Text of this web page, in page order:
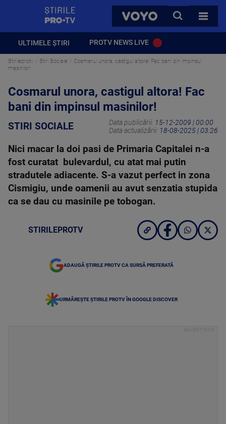
VOYO
CAUTA
TOATE
ULTIMELE ȘTIRI PROTV NEWS LIVE
Stirileprotv Stiri Sociale
Cosmarul unora, castigul altora! Fac bani din impinsul
masinilor!
Cosmarul unora, castigul altora! Fac
bani din impinsul masinilor!
STIRI SOCIALE Data publicării: 15-12-2009 | 00:00
Data actualizării: 18-08-2025 | 03:26
Nici macar la doi pasi de Primaria Capitalei n-a
fost curatat bulevardul, cu atat mai putin
stradutele adiacente. S-a vazut perfect in zona
Cismigiu, unde oamenii au avut senzatia stupida
ca se dau cu masinile pe tobogan.
STIRILEPROTV
ADAUGĂ ȘTIRILE PROTV CA SURSĂ PREFERATĂ
URMĂREȘTE ȘTIRILE PROTV ÎN GOOGLE DISCOVER